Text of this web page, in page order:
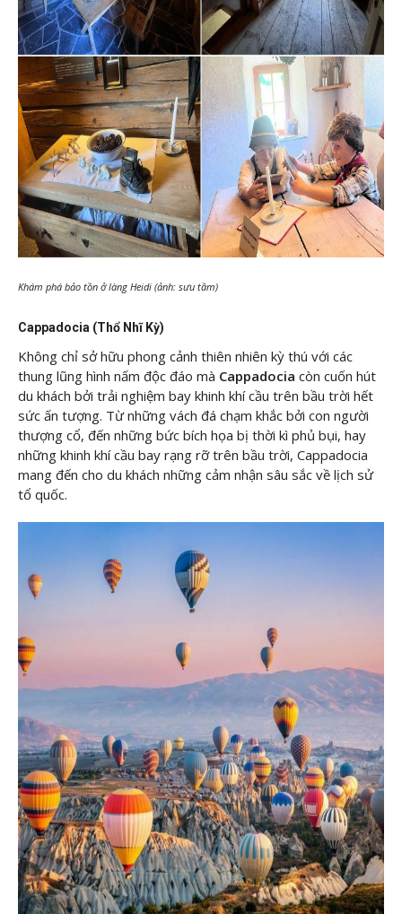
Khám phá bảo tồn ở làng Heidi (ảnh: sưu tầm)
Cappadocia (Thổ Nhĩ Kỳ)
Không chỉ sở hữu phong cảnh thiên nhiên kỳ thú với các
thung lũng hình nấm độc đáo mà Cappadocia còn cuốn hút
du khách bởi trải nghiệm bay khinh khí cầu trên bầu trời hết
sức ấn tượng. Từ những vách đá chạm khắc bởi con người
thượng cổ, đến những bức bích họa bị thời kì phủ bụi, hay
những khinh khí cầu bay rạng rỡ trên bầu trời, Cappadocia
mang đến cho du khách những cảm nhận sâu sắc về lịch sử
tổ quốc.